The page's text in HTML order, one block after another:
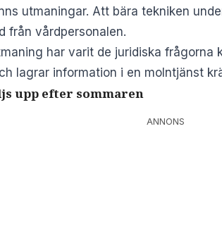
utmaningar. Att bära tekniken
från vårdpersonalen.
har varit de juridiska
lagrar information i en molntjänst
upp efter sommaren
ANNONS